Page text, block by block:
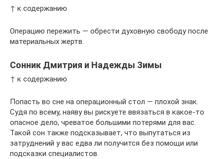
↑ к содержанию
Операцию пережить — обрести духовную свободу после
материальных жертв.
Сонник Дмитрия и Надежды Зимы
↑ к содержанию
Попасть во сне на операционный стол — плохой знак.
Судя по всему, наяву вы рискуете ввязаться в какое-то
опасное дело, чреватое большими потерями для вас.
Такой сон также подсказывает, что выпутаться из
затруднений у вас едва ли получится без помощи или
подсказки специалистов.